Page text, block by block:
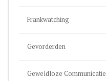
Frankwatching
Gevorderden
Geweldloze Communicatie